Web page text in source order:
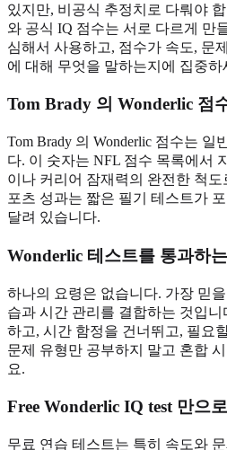
있지만, 비공식 추정치로 다뤄야 합
와 공식 IQ 점수는 서로 다르게 만
심해서 사용하고, 점수가 속도, 문
에 대해 무엇을 말하는지에 집중하
Tom Brady 의 Wonderlic 점
Tom Brady 의 Wonderlic 점수는 일
다. 이 숫자는 NFL 점수 목록에서
이나 커리어 잠재력의 완전한 척
포츠 성과는 짧은 필기 테스트가
달려 있습니다.
Wonderlic 테스트를 통과하
하나의 요령은 없습니다. 가장 믿
습과 시간 관리를 결합하는 것입
하고, 시간 함정을 건너뛰고, 필요
문제 유형만 공부하지 말고 혼합
요.
Free Wonderlic IQ test 만으
무료 연습 테스트는 특히 속도와